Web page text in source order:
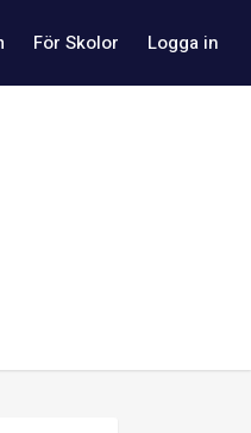
För Skolor Logga in